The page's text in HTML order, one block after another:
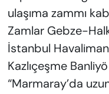
ulaşıma zammı
Zamlar Gebze-
İstanbul
Kazlıçeşme
“Marmaray’da